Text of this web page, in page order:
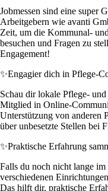
Jobmessen sind eine super
Arbeitgebern wie avanti
Zeit, um die Kommunal-
besuchen und Fragen zu
Engagement!
✨Engagier dich in Pflege-
Schau dir lokale Pflege-
Mitglied in Online-
Unterstützung von anderen
über unbesetzte Stellen bei
✨Praktische Erfahrung
Falls du noch nicht lange
verschiedenen
Das hilft dir, praktische